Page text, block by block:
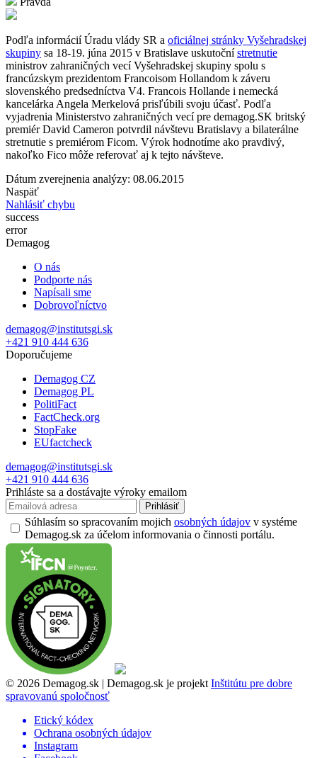
Podľa informácií Úradu vlády SR a oficiálnej stránky Vyšehradskej
skupiny sa 18-19. júna 2015 v Bratislave uskutočnístretnutie
ministrov zahraničných vecí Vyšehradskej skupiny spolu s
francúzskym prezidentom Francoisom Hollandom k záveru
slovenského predsedníctva V4. Francois Hollande i nemecká
kancelárka Angela Merkelová prisľúbili svoju účasť. Podľa
vyjadrenia Ministerstvo zahraničných vecí pre demagog.SK britský
premiér David Cameron potvrdil návštevu Bratislavy a bilaterálne
stretnutie s premiérom Ficom. Výrok hodnotíme ako pravdivý,
nakoľko Fico môže referovať aj k tejto návšteve.
Dátum zverejnenia analýzy: 08.06.2015
Naspäť
Nahlásiť chybu
success
error
Demagog
O nás
Podporte nás
Napísali sme
Dobrovoľníctvo
demagog@institutsgi.sk
+421 910 444 636
Doporučujeme
Demagog CZ
Demagog PL
PolitiFact
FactCheck.org
StopFake
EUfactcheck
demagog@institutsgi.sk
+421 910 444 636
Prihláste sa a dostávajte výroky emailom
Prihlásiť
Súhlasím so spracovaním mojich osobných údajov v systéme
Demagog.sk za účelom informovania o činnosti portálu.
© 2026 Demagog.sk | Demagog.sk je projekt Inštitútu pre dobre
spravovanú spoločnosť
Etický kódex
Ochrana osobných údajov
Instagram